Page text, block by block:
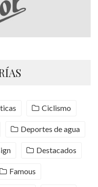
Ciclismo
Deportes de agua
Destacados
Famous